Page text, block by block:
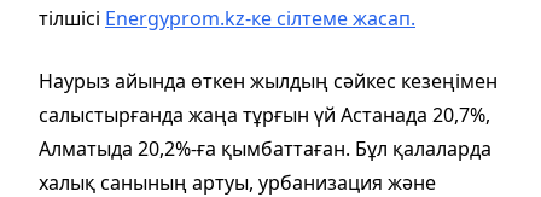
тілшісі Energyprom.kz-ке сілтеме жасап.
Наурыз айында өткен жылдың сәйкес кезеңімен
салыстырғанда жаңа тұрғын үй Астанада 20,7%,
Алматыда 20,2%-ға қымбаттаған. Бұл қалаларда
халық санының артуы, урбанизация және